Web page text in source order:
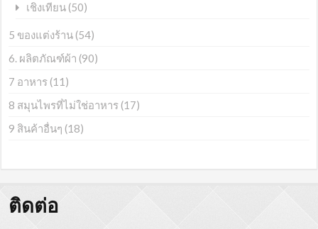
เชิงเทียน (50)
5 ของแต่งร้าน (54)
6. ผลิตภัณฑ์ผ้า (90)
7 อาหาร (11)
8 สมุนไพรที่ไม่ใช่อาหาร (17)
9 สินค้าอื่นๆ (18)
ติดต่อ